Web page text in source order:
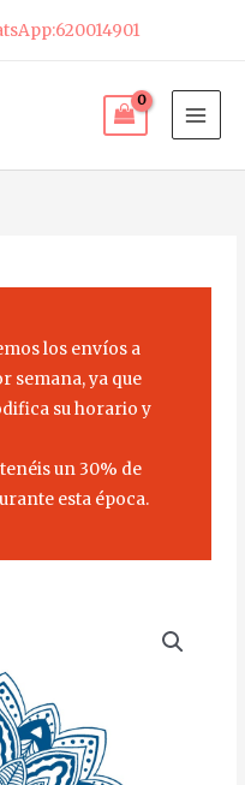
los envíos a
semana, ya que
su horario y
un 30% de
esta época.